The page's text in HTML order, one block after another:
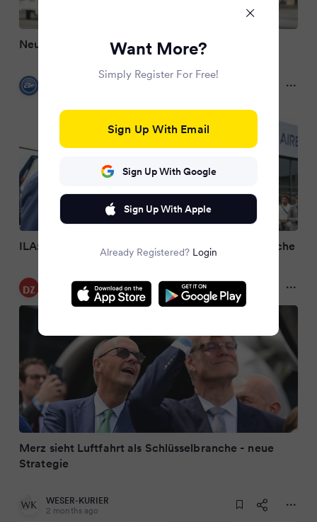
Neue Strategie soll Luftfahrt stärken
ILA: Merz bezeichnet Luftfahrt als Schlüsselbranche
Dülmener Zeitung
2 months ago
Merz sieht Luftfahrt als Schlüsselbranche - neue
Strategie
WESER-KURIER
2 months ago
Want More?
Simply Register For Free!
Sign Up With Email
Sign Up With Google
Sign Up With Apple
Already Registered? Login